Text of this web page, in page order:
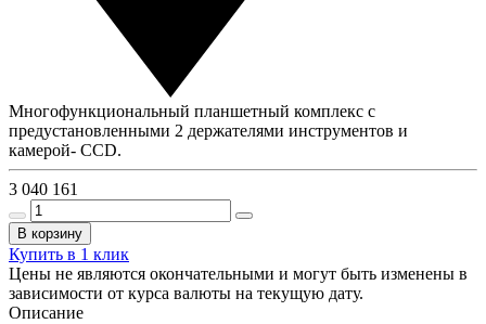
Многофункциональный планшетный комплекс с
предустановленными 2 держателями инструментов и
камерой- CCD.
3 040 161
В корзину
Купить в 1 клик
Цены не являются окончательными и могут быть изменены в
зависимости от курса валюты на текущую дату.
Описание